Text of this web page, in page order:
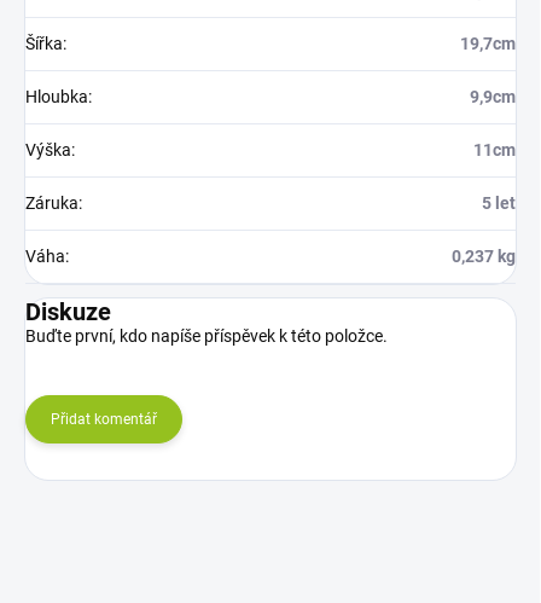
Šířka: 19,7cm
Hloubka: 9,9cm
Výška: 11cm
Záruka: 5 let
Váha: 0,237 kg
Diskuze
Buďte první, kdo napíše příspěvek k této položce.
Přidat komentář